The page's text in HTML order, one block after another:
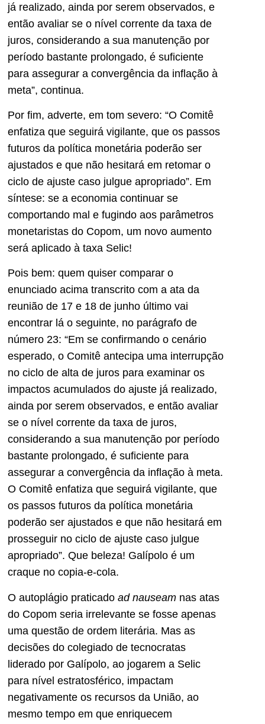
já realizado, ainda por serem observados, e
então avaliar se o nível corrente da taxa de
juros, considerando a sua manutenção por
período bastante prolongado, é suficiente
para assegurar a convergência da inflação à
meta”, continua.
Por fim, adverte, em tom severo: “O Comitê
enfatiza que seguirá vigilante, que os passos
futuros da política monetária poderão ser
ajustados e que não hesitará em retomar o
ciclo de ajuste caso julgue apropriado”. Em
síntese: se a economia continuar se
comportando mal e fugindo aos parâmetros
monetaristas do Copom, um novo aumento
será aplicado à taxa Selic!
Pois bem: quem quiser comparar o
enunciado acima transcrito com a ata da
reunião de 17 e 18 de junho último vai
encontrar lá o seguinte, no parágrafo de
número 23: “Em se confirmando o cenário
esperado, o Comitê antecipa uma interrupção
no ciclo de alta de juros para examinar os
impactos acumulados do ajuste já realizado,
ainda por serem observados, e então avaliar
se o nível corrente da taxa de juros,
considerando a sua manutenção por período
bastante prolongado, é suficiente para
assegurar a convergência da inflação à meta.
O Comitê enfatiza que seguirá vigilante, que
os passos futuros da política monetária
poderão ser ajustados e que não hesitará em
prosseguir no ciclo de ajuste caso julgue
apropriado”. Que beleza! Galípolo é um
craque no copia-e-cola.
O autoplágio praticado ad nauseam nas atas
do Copom seria irrelevante se fosse apenas
uma questão de ordem literária. Mas as
decisões do colegiado de tecnocratas
liderado por Galípolo, ao jogarem a Selic
para nível estratosférico, impactam
negativamente os recursos da União, ao
mesmo tempo em que enriquecem